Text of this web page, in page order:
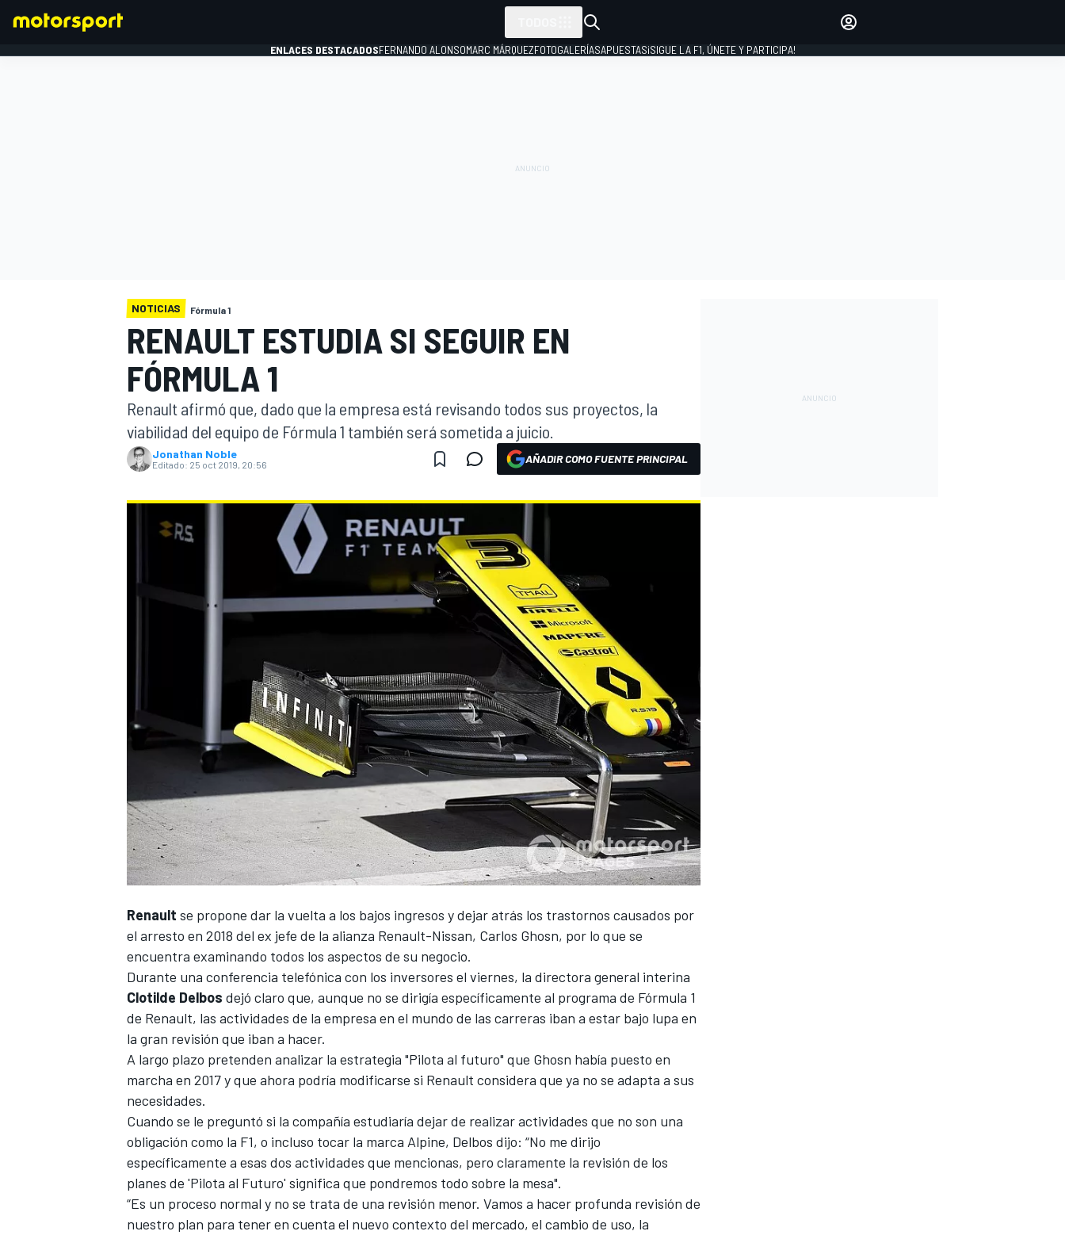
ENLACES DESTACADOSFERNANDO ALONSOMARC MÁRQUEZFOTOGALERÍASAPUESTAS¡SIGUE LA F1, ÚNETE Y PARTICIPA!
NOTICIAS Fórmula 1
RENAULT ESTUDIA SI SEGUIR EN
FÓRMULA 1
Renault afirmó que, dado que la empresa está revisando todos sus proyectos, la
viabilidad del equipo de Fórmula 1 también será sometida a juicio.
Jonathan Noble
Editado: 25 oct 2019, 20:56 AÑADIR COMO FUENTE PRINCIPAL
Renault se propone dar la vuelta a los bajos ingresos y dejar atrás los trastornos causados por
el arresto en 2018 del ex jefe de la alianza Renault-Nissan, Carlos Ghosn, por lo que se
encuentra examinando todos los aspectos de su negocio.
Durante una conferencia telefónica con los inversores el viernes, la directora general interina
Clotilde Delbos dejó claro que, aunque no se dirigía específicamente al programa de Fórmula 1
de Renault, las actividades de la empresa en el mundo de las carreras iban a estar bajo lupa en
la gran revisión que iban a hacer.
A largo plazo pretenden analizar la estrategia "Pilota al futuro" que Ghosn había puesto en
marcha en 2017 y que ahora podría modificarse si Renault considera que ya no se adapta a sus
necesidades.
Cuando se le preguntó si la compañía estudiaría dejar de realizar actividades que no son una
obligación como la F1, o incluso tocar la marca Alpine, Delbos dijo: “No me dirijo
específicamente a esas dos actividades que mencionas, pero claramente la revisión de los
planes de 'Pilota al Futuro' significa que pondremos todo sobre la mesa".
“Es un proceso normal y no se trata de una revisión menor. Vamos a hacer profunda revisión de
nuestro plan para tener en cuenta el nuevo contexto del mercado, el cambio de uso, la